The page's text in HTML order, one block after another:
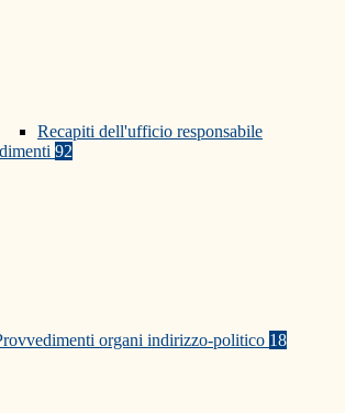
Recapiti dell'ufficio responsabile
92
organi indirizzo-politico 18